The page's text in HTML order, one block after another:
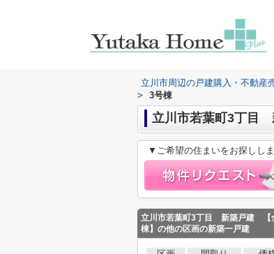
立川市周辺の戸建購入・不動産
>
3号棟
立川市若葉町3丁目
▼ご希望の住まいをお探しし
立川市若葉町3丁目 新築戸建 【
棟】 の他の区画の新築一戸建